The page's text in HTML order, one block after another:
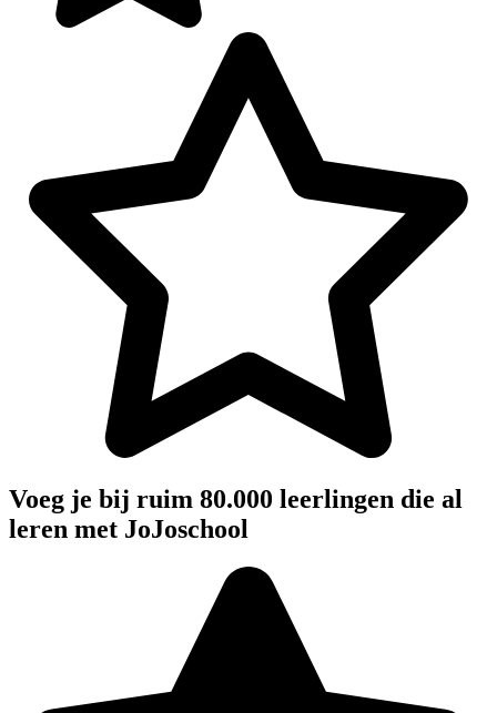
Voeg je bij ruim 80.000 leerlingen die al
leren met JoJoschool